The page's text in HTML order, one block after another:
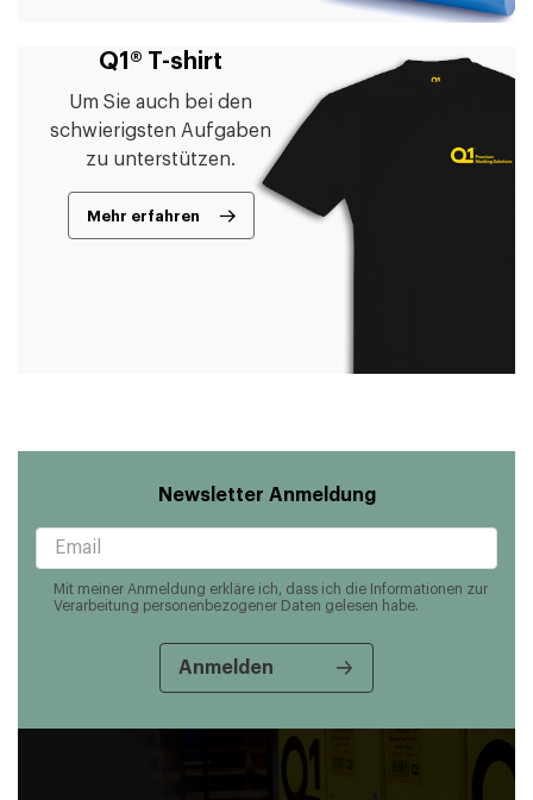
Q1® T-shirt
Um Sie auch bei den
schwierigsten Aufgaben
zu unterstützen.
Mehr erfahren
Newsletter Anmeldung
Mit meiner Anmeldung erkläre ich, dass ich die Informationen zur
Verarbeitung personenbezogener Daten gelesen habe.